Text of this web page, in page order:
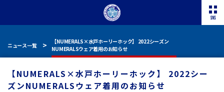
ニュース一覧
【NUMERALS×水戸ホーリーホック】 2022シーズン
NUMERALSウェア着用のお知らせ
【NUMERALS×水戸ホーリーホック】 2022シー
ズンNUMERALSウェア着用のお知らせ